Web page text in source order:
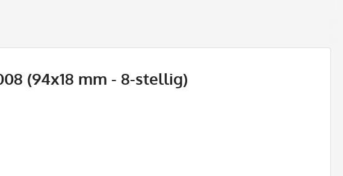
(94x18 mm - 8-stellig)